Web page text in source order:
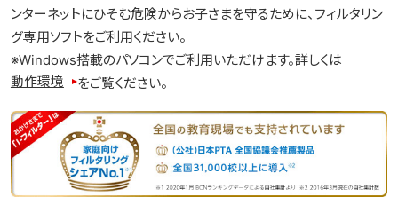
料金プラン
よくある質問
ンターネットにひそむ危険からお子さまを守るために、フィルタリン
グ専用ソフトをご利用ください。
※Windows搭載のパソコンでご利用いただけます。詳しくは
動作環境
をご覧ください。